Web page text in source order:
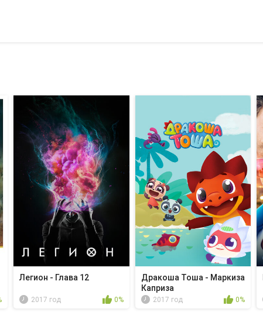
Легион - Глава 12
2017 год 0%
Дракоша Тоша - Маркиза
Каприза
2017 год 0%